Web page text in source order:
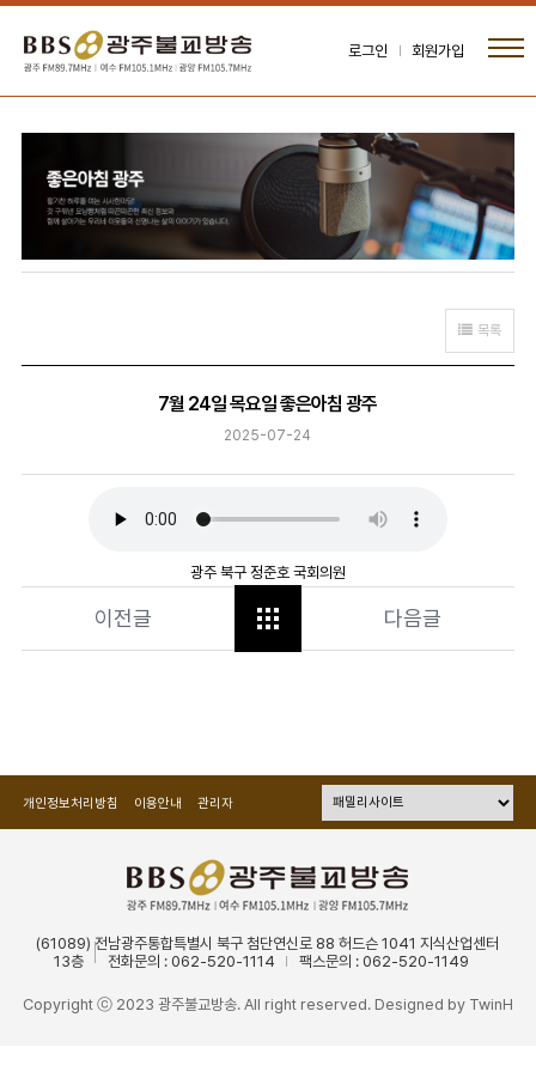
로그인 회원가입
목록
7월 24일 목요일 좋은아침 광주
2025-07-24
광주 북구 정준호 국회의원
이전글 다음글
개인정보처리방침 이용안내 관리자
(61089) 전남광주통합특별시 북구 첨단연신로 88 허드슨 1041 지식산업센터
13층
전화문의 : 062-520-1114 팩스문의 : 062-520-1149
Copyright ⓒ 2023 광주불교방송. All right reserved. Designed by TwinH